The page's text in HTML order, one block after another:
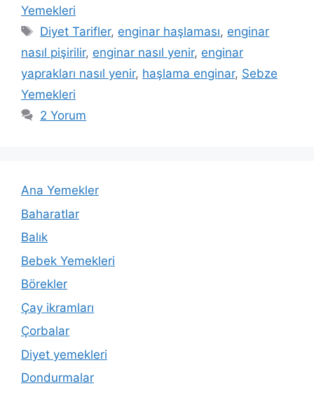
Yemekleri
Etiketler
Diyet Tarifler, enginar haşlaması, enginar
nasıl pişirilir, enginar nasıl yenir, enginar
yaprakları nasıl yenir, haşlama enginar, Sebze
Yemekleri
2 Yorum
Ana Yemekler
Baharatlar
Balık
Bebek Yemekleri
Börekler
Çay ikramları
Çorbalar
Diyet yemekleri
Dondurmalar